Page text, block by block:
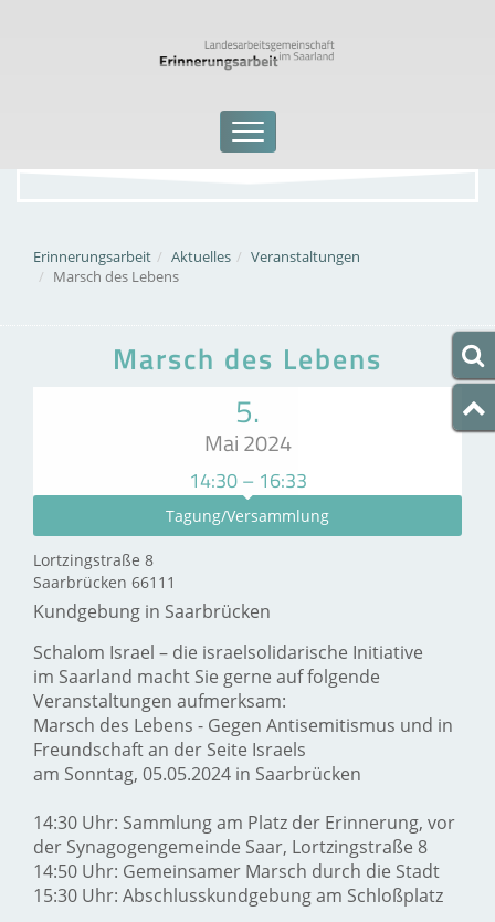
Erinnerungsarbeit Aktuelles
Veranstaltungen
Marsch des Lebens
Marsch des Lebens
5.
Mai 2024
14:30 – 16:33
Tagung/Versammlung
Lortzingstraße 8
Saarbrücken 66111
Kundgebung in Saarbrücken
Schalom Israel – die israelsolidarische Initiative
im Saarland macht Sie gerne auf folgende
Veranstaltungen aufmerksam:
Marsch des Lebens - Gegen Antisemitismus und in
Freundschaft an der Seite Israels
am Sonntag, 05.05.2024 in Saarbrücken
14:30 Uhr: Sammlung am Platz der Erinnerung, vor
der Synagogengemeinde Saar, Lortzingstraße 8
14:50 Uhr: Gemeinsamer Marsch durch die Stadt
15:30 Uhr: Abschlusskundgebung am Schloßplatz